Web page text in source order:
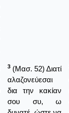
3 (Μασ. 52) Διατί
αλαζονεύεσαι
δια την κακίαν
σου συ, ω